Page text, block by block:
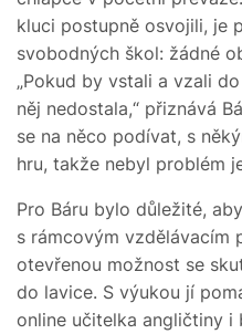
kluci postupně osvojili, je
svobodných škol: žádné
„Pokud by vstali a vzali
něj nedostala,“ přiznává
se na něco podívat, s
hru, takže nebyl problém
Pro Báru bylo důležité,
s rámcovým vzdělávacím
otevřenou možnost se
do lavice. S výukou jí
online učitelka angličtiny i